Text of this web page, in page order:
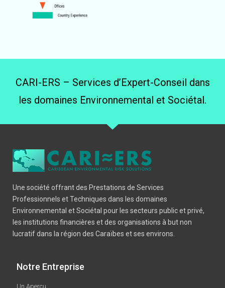
CARI-ERS – Services d’Expert-Conseil dans
les domaines Environnemental et Sociétal.
Une société offrant des Prestations de Services
Professionnels et Techniques dans les domaines
Environnemental et Sociétal pour les secteurs public et privé,
les institutions financières et des organisations à but non
lucratif dans la région des Caraïbes et ses environs.
Notre Entreprise
Un Aperçu